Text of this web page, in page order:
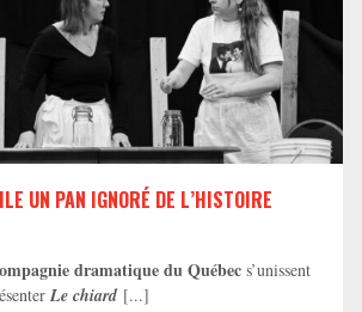
UN PAN IGNORÉ DE L’HISTOIRE
dramatique du Québec s’unissent
Le chiard [...]